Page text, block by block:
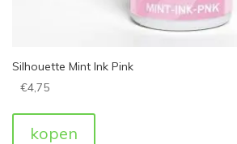
Silhouette Mint Ink Pink
€4,75
kopen